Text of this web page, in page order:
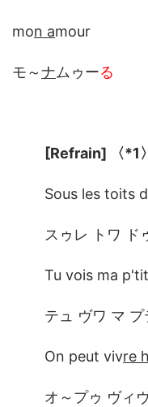
mon amour
モ～ナムゥーる
[Refrain] 〈*1〉
Sous les toits
スゥレ トワ ド
Tu vois ma
テュ ヴワ マ プ
On peut vivre
オ～プゥ ヴィ